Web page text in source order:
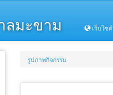
ลมะขาม เว็บไซ
รูปภาพกิจกรรม